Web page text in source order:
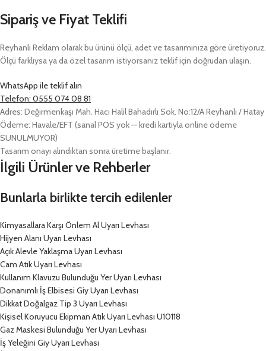
Sipariş ve Fiyat Teklifi
Reyhanlı Reklam olarak bu ürünü ölçü, adet ve tasarımınıza göre üretiyoruz.
Ölçü farklıysa ya da özel tasarım istiyorsanız teklif için doğrudan ulaşın.
WhatsApp ile teklif alın
Telefon: 0555 074 08 81
Adres: Değirmenkaşı Mah. Hacı Halil Bahadırlı Sok. No:12/A Reyhanlı / Hatay
Ödeme: Havale/EFT (sanal POS yok — kredi kartıyla online ödeme
SUNULMUYOR)
Tasarım onayı alındıktan sonra üretime başlanır.
İlgili Ürünler ve Rehberler
Bunlarla birlikte tercih edilenler
Kimyasallara Karşı Önlem Al Uyarı Levhası
Hijyen Alanı Uyarı Levhası
Açık Alevle Yaklaşma Uyarı Levhası
Cam Atık Uyarı Levhası
Kullanım Klavuzu Bulunduğu Yer Uyarı Levhası
Donanımlı İş Elbisesi Giy Uyarı Levhası
Dikkat Doğalgaz Tip 3 Uyarı Levhası
Kişisel Koruyucu Ekipman Atık Uyarı Levhası U10118
Gaz Maskesi Bulunduğu Yer Uyarı Levhası
İş Yeleğini Giy Uyarı Levhası